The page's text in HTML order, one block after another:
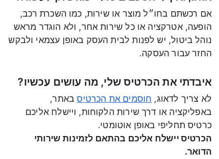
אם רכשתם בחו״ל מוצר או שירות, כמו השכרת רכב,
הופעה, אטרקציה או כל שירות אחר, ולא הוגדר מראש
נוהל ביטול, יש לפנות לבית העסק באופן עצמאי ולבקש
החזר עבור העסקה.
איבדתי את הכרטיס שלי, מה עושים עכשיו?
לא צריך לדאוג, חוסמים את הכרטיסבאתר,
באפליקציה או דרך שירות הלקוחות, ויישלח אליכם
כרטיס תחליפי באופן אוטומטי.
הכרטיס יישלח אליכם בהתאם לזמינות שירותי
הדואר.